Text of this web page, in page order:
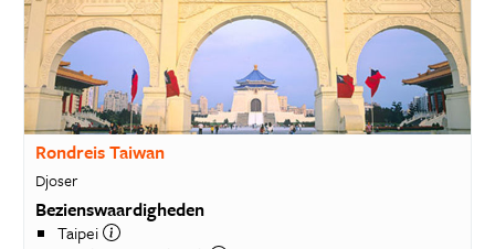
Rondreis Taiwan
Djoser
Bezienswaardigheden
Taipei